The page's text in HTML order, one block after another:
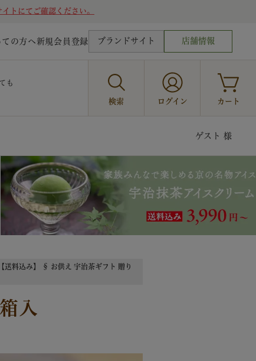
トにてご確認ください。
ての方へ 新規会員登録 ブランドサイト 店舗情報
も
検索 ログイン カート
ゲスト 様
送料込み】 § お供え 宇治茶ギフト 贈り
入